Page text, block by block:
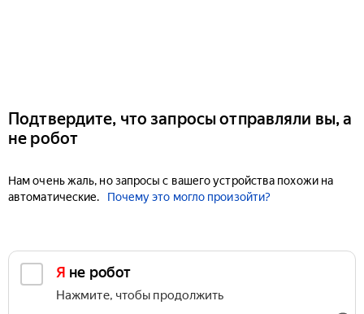
Подтвердите, что запросы отправляли вы, а
не робот
Нам очень жаль, но запросы с вашего устройства похожи на
автоматические.
Почему это могло произойти?
Я не робот
Нажмите, чтобы продолжить